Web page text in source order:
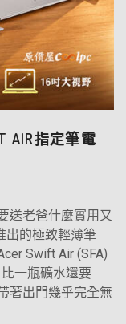
AIR指定筆電
送老爸什麼實用又
出的極致輕薄筆
Swift Air (SFA)
一瓶礦水還要
著出門幾乎完全無